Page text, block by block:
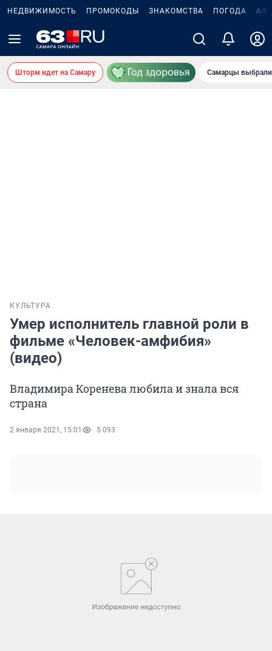
НЕДВИЖИМОСТЬ ПРОМОКОДЫ ЗНАКОМСТВА ПОГОДА
Шторм идет на Самару Самарцы
КУЛЬТУРА
Умер исполнитель главной роли в
фильме «Человек-амфибия»
(видео)
Владимира Коренева любила и знала вся
страна
2 января 2021, 15:01 5 093